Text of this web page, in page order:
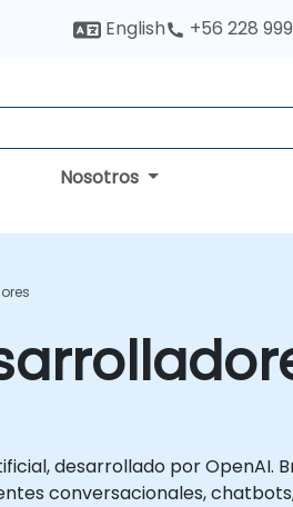
English +56 228
Nosotros
desarrollado por OpenAI.
conversacionales,